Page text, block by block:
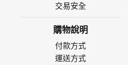
交易安全
購物說明
付款方式
運送方式